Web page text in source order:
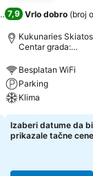
4.506)
7,9 Vrlo dobro (broj
Kukunaries
Centar grada:
Besplatan WiFi
Parking
Klima
Izaberi datume da
prikazale tačne cene